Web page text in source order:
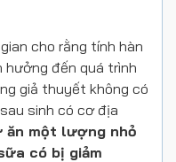
cho rằng tính hàn
hưởng đến quá trình
giả thuyết không có
sinh có cơ địa
ăn một lượng nhỏ
có bị giảm